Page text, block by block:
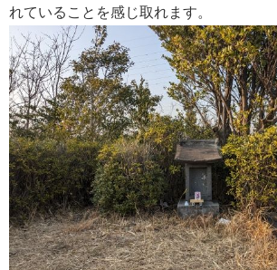
れていることを感じ取れます。